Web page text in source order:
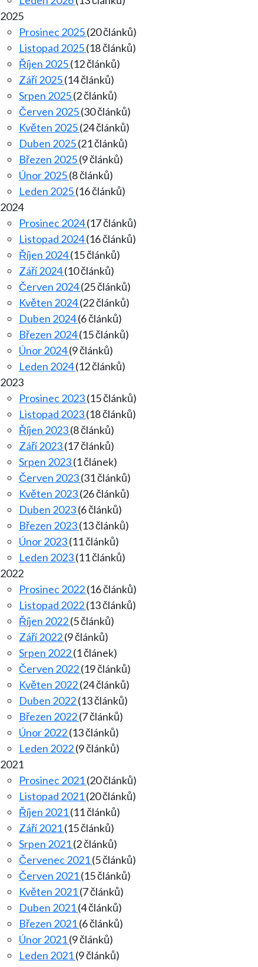
2025
Prosinec 2025(20 článků)
Listopad 2025(18 článků)
Říjen 2025(12 článků)
Září 2025(14 článků)
Srpen 2025(2 článků)
Červen 2025(30 článků)
Květen 2025(24 článků)
Duben 2025(21 článků)
Březen 2025(9 článků)
Únor 2025(8 článků)
Leden 2025(16 článků)
2024
Prosinec 2024(17 článků)
Listopad 2024(16 článků)
Říjen 2024(15 článků)
Září 2024(10 článků)
Červen 2024(25 článků)
Květen 2024(22 článků)
Duben 2024(6 článků)
Březen 2024(15 článků)
Únor 2024(9 článků)
Leden 2024(12 článků)
2023
Prosinec 2023(15 článků)
Listopad 2023(18 článků)
Říjen 2023(8 článků)
Září 2023(17 článků)
Srpen 2023(1 článek)
Červen 2023(31 článků)
Květen 2023(26 článků)
Duben 2023(6 článků)
Březen 2023(13 článků)
Únor 2023(11 článků)
Leden 2023(11 článků)
2022
Prosinec 2022(16 článků)
Listopad 2022(13 článků)
Říjen 2022(5 článků)
Září 2022(9 článků)
Srpen 2022(1 článek)
Červen 2022(19 článků)
Květen 2022(24 článků)
Duben 2022(13 článků)
Březen 2022(7 článků)
Únor 2022(13 článků)
Leden 2022(9 článků)
2021
Prosinec 2021(20 článků)
Listopad 2021(20 článků)
Říjen 2021(11 článků)
Září 2021(15 článků)
Srpen 2021(2 článků)
Červenec 2021(5 článků)
Červen 2021(15 článků)
Květen 2021(7 článků)
Duben 2021(4 článků)
Březen 2021(6 článků)
Únor 2021(9 článků)
Leden 2021(9 článků)